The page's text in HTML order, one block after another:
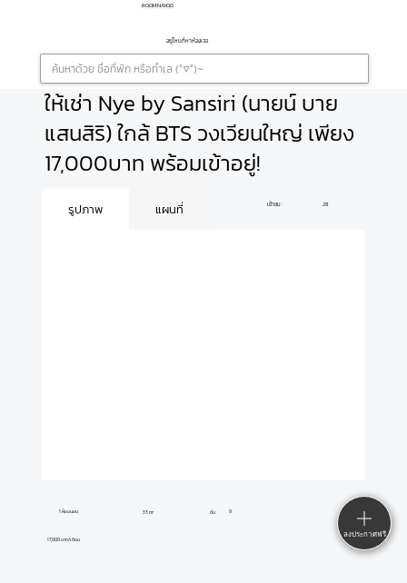
ROOMNAYOO
อยู่ไหนก็หาห้องเจอ
ให้เช่า Nye by Sansiri (นายน์ บาย
แสนสิริ) ใกล้ BTS วงเวียนใหญ่ เพียง
17,000บาท พร้อมเข้าอยู่!
1 ห้องนอน 9
ชั้น
33 m²
17,000 บาท/เดือน
รูปภาพ แผนที่ เข้าชม : 28
ลงประกาศฟรี